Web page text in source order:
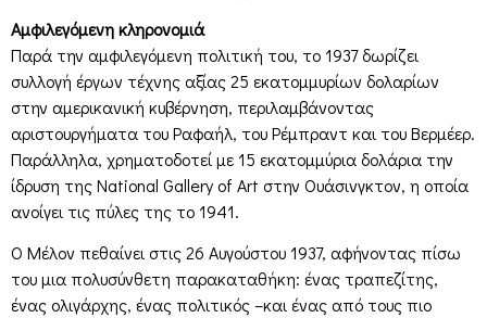
Αμφιλεγόμενη κληρονομιά
Παρά την αμφιλεγόμενη πολιτική του, το 1937 δωρίζει
συλλογή έργων τέχνης αξίας 25 εκατομμυρίων δολαρίων
στην αμερικανική κυβέρνηση, περιλαμβάνοντας
αριστουργήματα του Ραφαήλ, του Ρέμπραντ και του Βερμέερ.
Παράλληλα, χρηματοδοτεί με 15 εκατομμύρια δολάρια την
ίδρυση της National Gallery of Art στην Ουάσινγκτον, η οποία
ανοίγει τις πύλες της το 1941.
Ο Μέλον πεθαίνει στις 26 Αυγούστου 1937, αφήνοντας πίσω
του μια πολυσύνθετη παρακαταθήκη: ένας τραπεζίτης,
ένας ολιγάρχης, ένας πολιτικός –και ένας από τους πιο